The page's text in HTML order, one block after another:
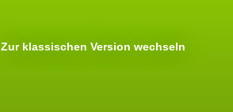
Zur klassischen Version wechseln